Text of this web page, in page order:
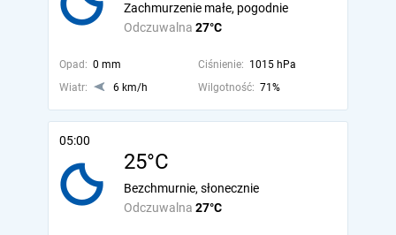
Odczuwalna 27°C
Zachmurzenie małe, pogodnie
Opad: 0 mm Ciśnienie: 1015 hPa
Wiatr:
6 km/h Wilgotność: 71%
05:00
25°C
Odczuwalna 27°C
Bezchmurnie, słonecznie